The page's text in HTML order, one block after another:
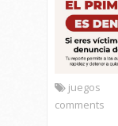
juegos
comments